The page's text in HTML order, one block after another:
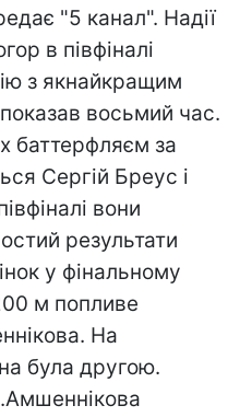
"5 канал". Надії
в півфіналі
з якнайкращим
восьмий час.
баттерфляєм за
Сергій Бреус і
вони
результати
у фінальному
м попливе
На
була другою.